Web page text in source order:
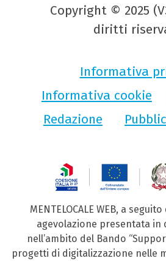
Copyright © 2025
diritti
Informativa
Informativa cookie
Redazione
MENTELOCALE WEB, a
agevolazione presentata in
nell’ambito del Bando
progetti di digitalizzazione nelle